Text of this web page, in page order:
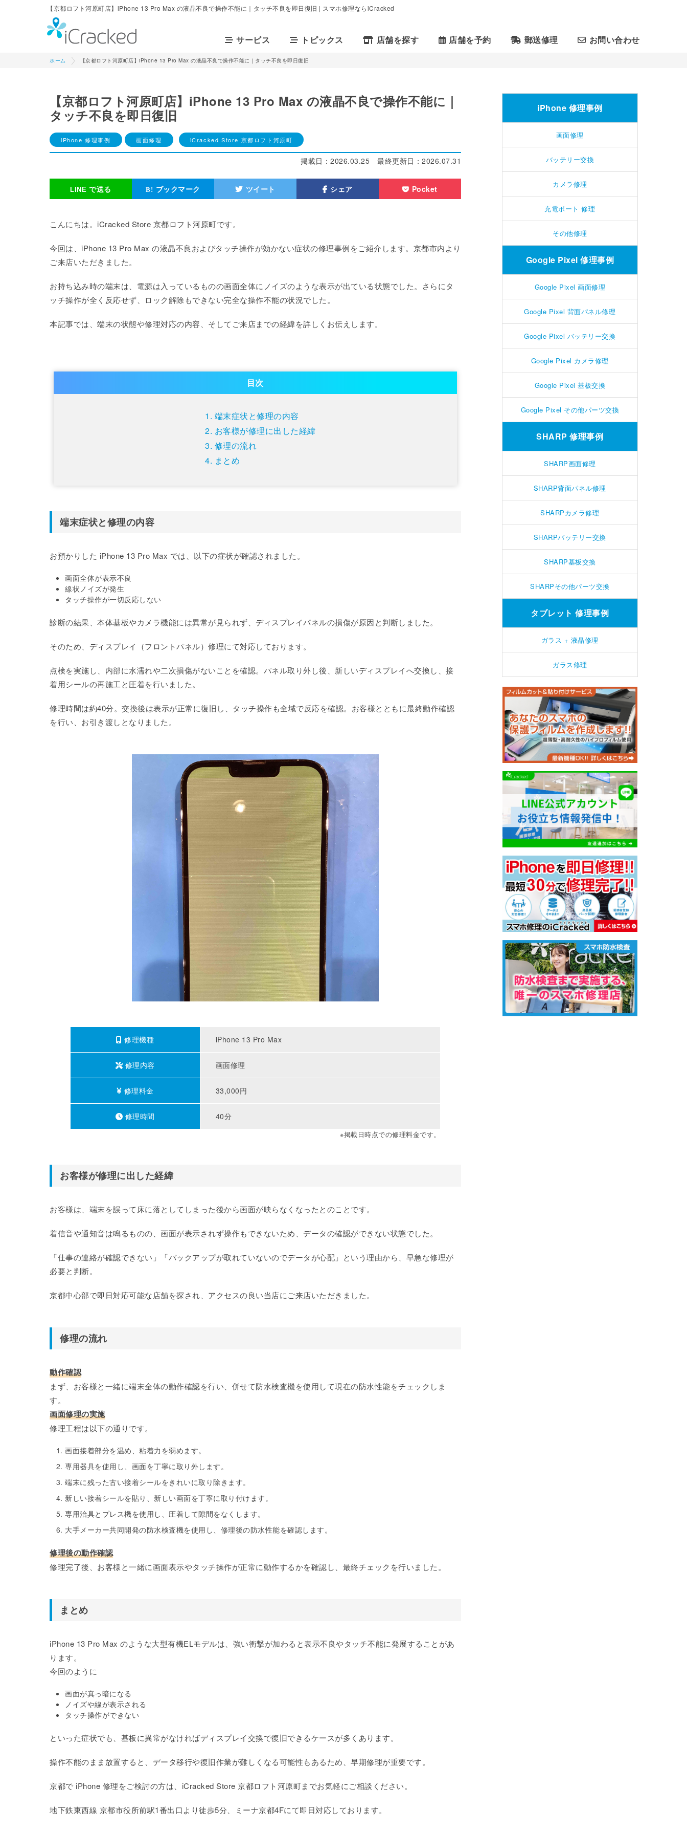
【京都ロフト河原町店】iPhone 13 Pro Max の液晶不良で操作不能に｜タッチ不良を即日復旧 | スマホ修理ならiCracked
サービス トピックス 店舗を探す 店舗を予約 郵送修理 お問い合わせ
ホーム 【京都ロフト河原町店】iPhone 13 Pro Max の液晶不良で操作不能に｜タッチ不良を即日復旧
【京都ロフト河原町店】iPhone 13 Pro Max の液晶不良で操作不能に｜
タッチ不良を即日復旧
iPhone 修理事例 画面修理 iCracked Store 京都ロフト河原町
最終更新日： 2026.07.31
掲載日： 2026.03.25
で送る ブックマーク ツイート シェア Pocket
こんにちは。iCracked Store 京都ロフト河原町です。
今回は、iPhone 13 Pro Max の液晶不良およびタッチ操作が効かない症状の修理事例をご紹介します。京都市内より
ご来店いただきました。
お持ち込み時の端末は、電源は入っているものの画面全体にノイズのような表示が出ている状態でした。さらにタ
ッチ操作が全く反応せず、ロック解除もできない完全な操作不能の状況でした。
本記事では、端末の状態や修理対応の内容、そしてご来店までの経緯を詳しくお伝えします。
目次
端末症状と修理の内容
お客様が修理に出した経緯
修理の流れ
まとめ
端末症状と修理の内容
お預かりした iPhone 13 Pro Max では、以下の症状が確認されました。
画面全体が表示不良
線状ノイズが発生
タッチ操作が一切反応しない
診断の結果、本体基板やカメラ機能には異常が見られず、ディスプレイパネルの損傷が原因と判断しました。
そのため、ディスプレイ（フロントパネル）修理にて対応しております。
点検を実施し、内部に水濡れや二次損傷がないことを確認。パネル取り外し後、新しいディスプレイへ交換し、接
着用シールの再施工と圧着を行いました。
修理時間は約40分。交換後は表示が正常に復旧し、タッチ操作も全域で反応を確認。お客様とともに最終動作確認
を行い、お引き渡しとなりました。
修理機種 iPhone 13 Pro Max
修理内容 画面修理
修理料金 33,000円
修理時間 40分
※掲載日時点での修理料金です。
お客様が修理に出した経緯
お客様は、端末を誤って床に落としてしまった後から画面が映らなくなったとのことです。
着信音や通知音は鳴るものの、画面が表示されず操作もできないため、データの確認ができない状態でした。
「仕事の連絡が確認できない」「バックアップが取れていないのでデータが心配」という理由から、早急な修理が
必要と判断。
京都中心部で即日対応可能な店舗を探され、アクセスの良い当店にご来店いただきました。
修理の流れ
動作確認
まず、お客様と一緒に端末全体の動作確認を行い、併せて防水検査機を使用して現在の防水性能をチェックしま
す。
画面修理の実施
修理工程は以下の通りです。
画面接着部分を温め、粘着力を弱めます。
専用器具を使用し、画面を丁寧に取り外します。
端末に残った古い接着シールをきれいに取り除きます。
新しい接着シールを貼り、新しい画面を丁寧に取り付けます。
専用治具とプレス機を使用し、圧着して隙間をなくします。
大手メーカー共同開発の防水検査機を使用し、修理後の防水性能を確認します。
修理後の動作確認
修理完了後、お客様と一緒に画面表示やタッチ操作が正常に動作するかを確認し、最終チェックを行いました。
まとめ
iPhone 13 Pro Max のような大型有機ELモデルは、強い衝撃が加わると表示不良やタッチ不能に発展することがあ
ります。
今回のように
画面が真っ暗になる
ノイズや線が表示される
タッチ操作ができない
といった症状でも、基板に異常がなければディスプレイ交換で復旧できるケースが多くあります。
操作不能のまま放置すると、データ移行や復旧作業が難しくなる可能性もあるため、早期修理が重要です。
京都で iPhone 修理をご検討の方は、iCracked Store 京都ロフト河原町までお気軽にご相談ください。
地下鉄東西線 京都市役所前駅1番出口より徒歩5分、ミーナ京都4Fにて即日対応しております。
iPhone 修理事例
画面修理
バッテリー交換
カメラ修理
充電ポート 修理
その他修理
Google Pixel 修理事例
Google Pixel 画面修理
Google Pixel 背面パネル修理
Google Pixel バッテリー交換
Google Pixel カメラ修理
Google Pixel 基板交換
Google Pixel その他パーツ交換
SHARP 修理事例
SHARP画面修理
SHARP背面パネル修理
SHARPカメラ修理
SHARPバッテリー交換
SHARP基板交換
SHARPその他パーツ交換
タブレット 修理事例
ガラス + 液晶修理
ガラス修理